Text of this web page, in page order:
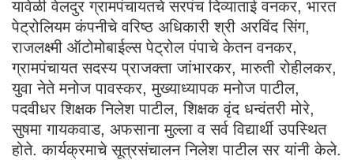
यावेळी वेलदुर ग्रामपंचायतचे सरपंच दिव्याताई वनकर, भारत
पेट्रोलियम कंपनीचे वरिष्ठ अधिकारी श्री अरविंद सिंग,
राजलक्ष्मी ऑटोमोबाईल्स पेट्रोल पंपाचे केतन वनकर,
ग्रामपंचायत सदस्य प्राजक्ता जांभारकर, मारुती रोहीलकर,
युवा नेते मनोज पावस्कर, मुख्याध्यापक मनोज पाटील,
पदवीधर शिक्षक निलेश पाटील, शिक्षक वृंद धन्वंतरी मोरे,
सुषमा गायकवाड, अफसाना मुल्ला व सर्व विद्यार्थी उपस्थित
होते. कार्यक्रमाचे सूत्रसंचालन निलेश पाटील सर यांनी केले.